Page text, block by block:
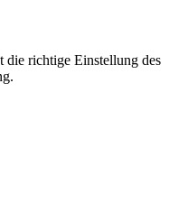
die richtige Einstellung des